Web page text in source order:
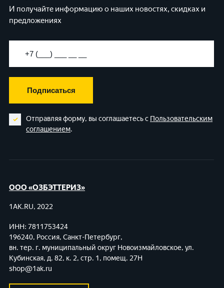
И получайте информацию о наших новостях, скидках и
предложениях
Подписаться
Отправляя форму, вы соглашаетесь с Пользовательским
соглашением.
ООО «ОЗБЭТТЕРИЗ»
1AK.RU, 2022
ИНН: 7811753424
196240, Россия, Санкт-Петербург,
вн. тер. г. муниципальный округ Новоизмайловское, ул.
Кубинская, д. 82, к. 2, стр. 1, помещ. 27Н
shop@1ak.ru